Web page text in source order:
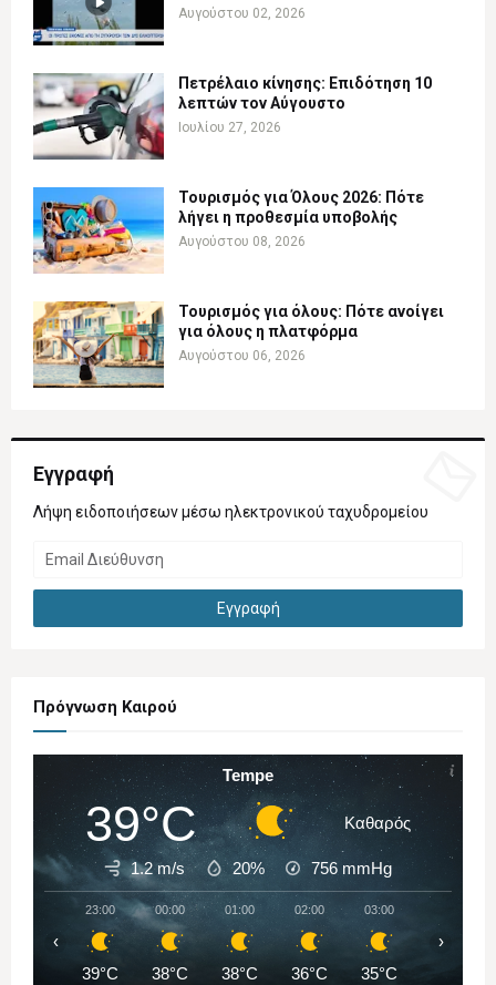
Αυγούστου 02, 2026
Πετρέλαιο κίνησης: Επιδότηση 10
λεπτών τον Αύγουστο
Ιουλίου 27, 2026
Τουρισμός για Όλους 2026: Πότε
λήγει η προθεσμία υποβολής
Αυγούστου 08, 2026
Τουρισμός για όλους: Πότε ανοίγει
για όλους η πλατφόρμα
Αυγούστου 06, 2026
Εγγραφή
Λήψη ειδοποιήσεων μέσω ηλεκτρονικού ταχυδρομείου
Πρόγνωση Καιρού
Tempe
39°C Καθαρός
1.2 m/s 20% 756 mmHg
23:00
39°C
00:00
38°C
01:00
38°C
02:00
36°C
03:00
35°C
‹ ›